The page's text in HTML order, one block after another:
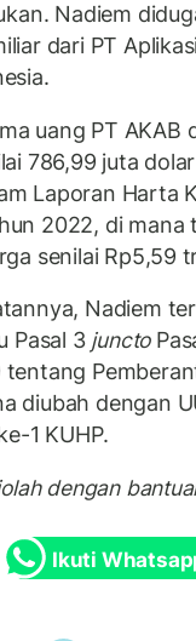
Nadiem
dari PT
uang PT AKAB
786,99 juta
Laporan Harta
2022, di
senilai Rp5,59
Nadiem
Pasal 3 juncto
tentang
diubah dengan
1 KUHP.
dengan
Ikuti